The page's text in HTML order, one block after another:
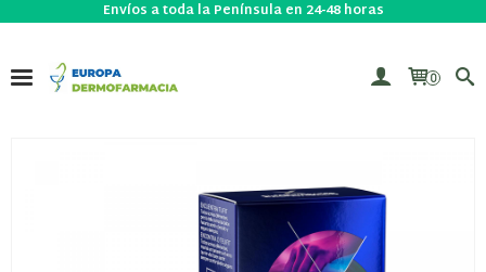
Envíos a toda la Península en 24-48 horas
0